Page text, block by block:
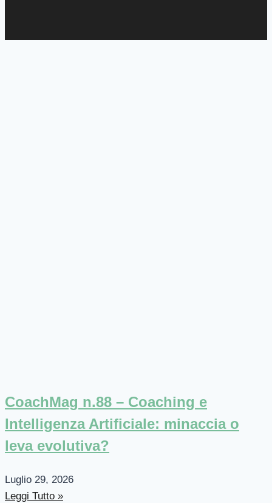
CoachMag n.88 – Coaching e
Intelligenza Artificiale: minaccia o
leva evolutiva?
Luglio 29, 2026
Leggi Tutto »